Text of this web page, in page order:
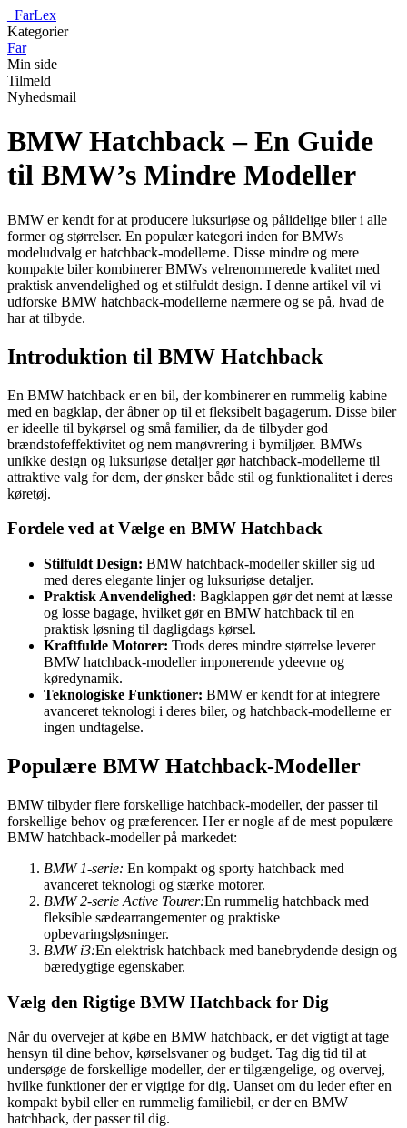
FarLex
Kategorier
Far
Min side
Tilmeld
Nyhedsmail
BMW Hatchback – En Guide
til BMW’s Mindre Modeller
BMW er kendt for at producere luksuriøse og pålidelige biler i alle
former og størrelser. En populær kategori inden for BMWs
modeludvalg er hatchback-modellerne. Disse mindre og mere
kompakte biler kombinerer BMWs velrenommerede kvalitet med
praktisk anvendelighed og et stilfuldt design. I denne artikel vil vi
udforske BMW hatchback-modellerne nærmere og se på, hvad de
har at tilbyde.
Introduktion til BMW Hatchback
En BMW hatchback er en bil, der kombinerer en rummelig kabine
med en bagklap, der åbner op til et fleksibelt bagagerum. Disse biler
er ideelle til bykørsel og små familier, da de tilbyder god
brændstofeffektivitet og nem manøvrering i bymiljøer. BMWs
unikke design og luksuriøse detaljer gør hatchback-modellerne til
attraktive valg for dem, der ønsker både stil og funktionalitet i deres
køretøj.
Fordele ved at Vælge en BMW Hatchback
Stilfuldt Design: BMW hatchback-modeller skiller sig ud
med deres elegante linjer og luksuriøse detaljer.
Praktisk Anvendelighed: Bagklappen gør det nemt at læsse
og losse bagage, hvilket gør en BMW hatchback til en
praktisk løsning til dagligdags kørsel.
Kraftfulde Motorer: Trods deres mindre størrelse leverer
BMW hatchback-modeller imponerende ydeevne og
køredynamik.
Teknologiske Funktioner: BMW er kendt for at integrere
avanceret teknologi i deres biler, og hatchback-modellerne er
ingen undtagelse.
Populære BMW Hatchback-Modeller
BMW tilbyder flere forskellige hatchback-modeller, der passer til
forskellige behov og præferencer. Her er nogle af de mest populære
BMW hatchback-modeller på markedet:
BMW 1-serie: En kompakt og sporty hatchback med
avanceret teknologi og stærke motorer.
BMW 2-serie Active Tourer:En rummelig hatchback med
fleksible sædearrangementer og praktiske
opbevaringsløsninger.
BMW i3:En elektrisk hatchback med banebrydende design og
bæredygtige egenskaber.
Vælg den Rigtige BMW Hatchback for Dig
Når du overvejer at købe en BMW hatchback, er det vigtigt at tage
hensyn til dine behov, kørselsvaner og budget. Tag dig tid til at
undersøge de forskellige modeller, der er tilgængelige, og overvej,
hvilke funktioner der er vigtige for dig. Uanset om du leder efter en
kompakt bybil eller en rummelig familiebil, er der en BMW
hatchback, der passer til dig.